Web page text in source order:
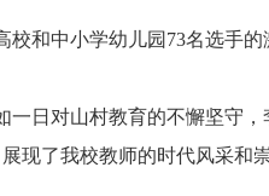
校和中小学幼儿园 73名选手的
日对山村教育的不懈坚守，
现了我校教师的时代风采和